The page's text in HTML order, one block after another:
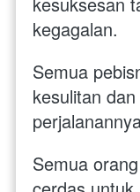
kegagalan.
Semua
kesulitan
Semua